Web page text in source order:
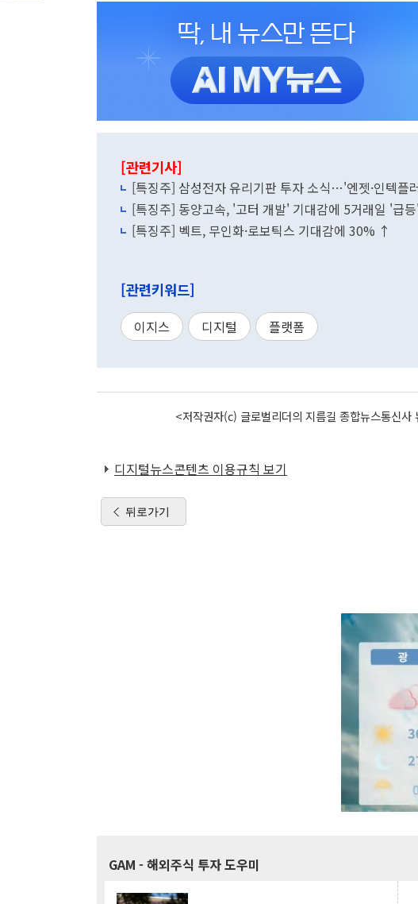
[관련기사]
[특징주] 삼성전자 유리기판 투자 소식…'엔젯·인텍플
[특징주] 동양고속, '고터 개발' 기대감에 5거래일 '급등'
[특징주] 벡트, 무인화·로보틱스 기대감에 30% ↑
[관련키워드]
이지스 디지털 플랫폼
<저작권자(c) 글로벌리더의 지름길 종합뉴스통신
디지털뉴스콘텐츠 이용규칙 보기
뒤로가기
GAM - 해외주식 투자 도우미